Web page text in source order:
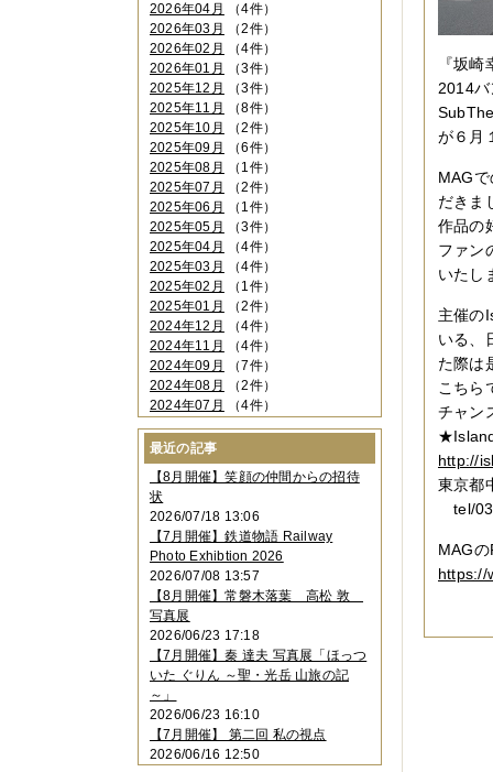
『坂
2014バ
が６月
MAG
だきま
作品の
ファン
いたし
主催の
いる、
た際は
こちら
チャン
http://
東京都
tel/
MAG
https://
2026年04月
（4件）
2026年03月
（2件）
2026年02月
（4件）
2026年01月
（3件）
2025年12月
（3件）
2025年11月
（8件）
2025年10月
（2件）
2025年09月
（6件）
2025年08月
（1件）
2025年07月
（2件）
2025年06月
（1件）
2025年05月
（3件）
2025年04月
（4件）
2025年03月
（4件）
2025年02月
（1件）
2025年01月
（2件）
2024年12月
（4件）
2024年11月
（4件）
2024年09月
（7件）
2024年08月
（2件）
2024年07月
（4件）
2024年06月（4件）
2024年04月
2024年03月（3件）
2024年02月（2件）
2023年12月
2023年11月 （4件）
2023年10月（3件）
2023年09月（4件）
2023年08月 （1件）
2023年06月（3件）
2023年05月
2023年04月 （2件）
2023年03月（5件）
2023年02月（3件）
2023年01月
2022年12月 （3件）
2022年11月（2件）
2022年10月（4件）
最近の記事
【8月開催】笑顔の仲間からの招待
状
2026/07/18 13:06
【7月開催】鉄道物語 Railway
Photo Exhibtion 2026
2026/07/08 13:57
【8月開催】常磐木落葉 高松 敦
写真展
2026/06/23 17:18
【7月開催】秦 達夫 写真展「ほっつ
いた ぐりん ～聖・光岳 山旅の記
～」
2026/06/23 16:10
【7月開催】 第二回 私の視点
2026/06/16 12:50